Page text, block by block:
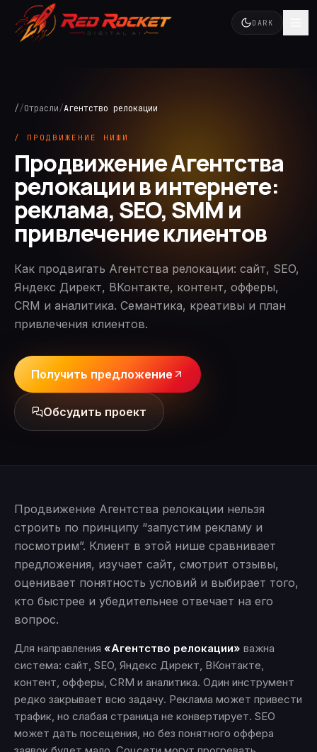
DARK
//Отрасли/Агентство релокации
/ ПРОДВИЖЕНИЕ НИШИ
Продвижение Агентства
релокации в интернете:
реклама, SEO, SMM и
привлечение клиентов
Как продвигать Агентства релокации: сайт, SEO,
Яндекс Директ, ВКонтакте, контент, офферы,
CRM и аналитика. Семантика, креативы и план
привлечения клиентов.
Получить предложение
Обсудить проект
Продвижение Агентства релокации нельзя
строить по принципу “запустим рекламу и
посмотрим”. Клиент в этой нише сравнивает
предложения, изучает сайт, смотрит отзывы,
оценивает понятность условий и выбирает того,
кто быстрее и убедительнее отвечает на его
вопрос.
Для направления «Агентство релокации» важна
система: сайт, SEO, Яндекс Директ, ВКонтакте,
контент, офферы, CRM и аналитика. Один инструмент
редко закрывает всю задачу. Реклама может привести
трафик, но слабая страница не конвертирует. SEO
может дать посещения, но без понятного оффера